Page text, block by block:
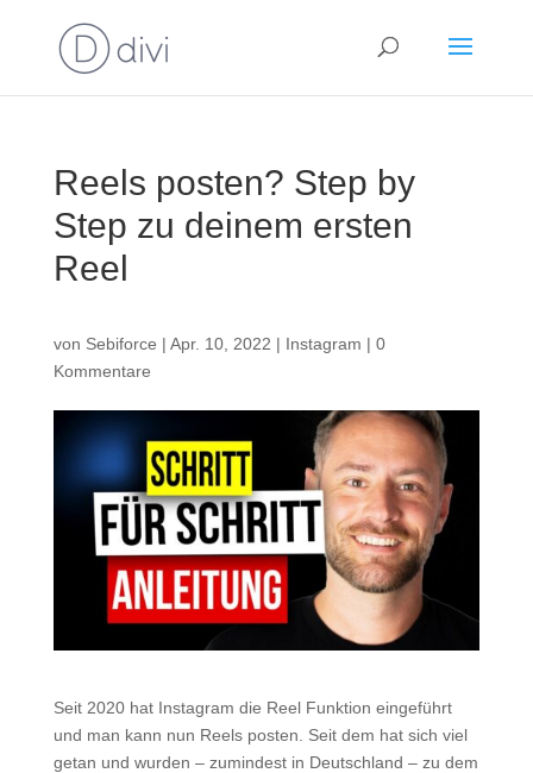
Reels posten? Step by
Step zu deinem ersten
Reel
von Sebiforce | Apr. 10, 2022 | Instagram | 0
Kommentare
Seit 2020 hat Instagram die Reel Funktion eingeführt
und man kann nun Reels posten. Seit dem hat sich viel
getan und wurden – zumindest in Deutschland – zu dem